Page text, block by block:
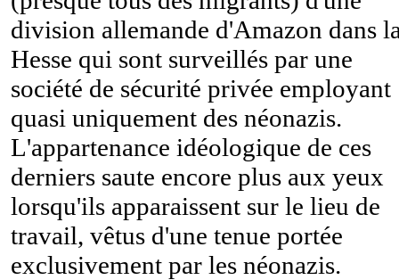
division allemande d'Amazon dans
Hesse qui sont surveillés par une
société de sécurité privée employant
quasi uniquement des néonazis.
L'appartenance idéologique de ces
derniers saute encore plus aux yeux
lorsqu'ils apparaissent sur le lieu de
travail, vêtus d'une tenue portée
exclusivement par les néonazis.